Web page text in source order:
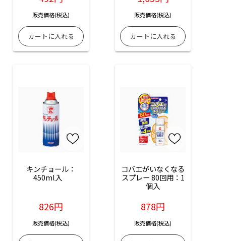
販売価格(税込) 販売価格(税込)
キンチョール：
450ml入
826円
販売価格(税込)
コバエがいなくなる
スプレー 80回用：1
個入
878円
販売価格(税込)